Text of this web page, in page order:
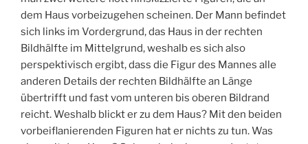
dem Haus vorbeizugehen scheinen. Der Mann befindet
sich links im Vordergrund, das Haus in der rechten
Bildhälfte im Mittelgrund, weshalb es sich also
perspektivisch ergibt, dass die Figur des Mannes alle
anderen Details der rechten Bildhälfte an Länge
übertrifft und fast vom unteren bis oberen Bildrand
reicht. Weshalb blickt er zu dem Haus? Mit den beiden
vorbeiflanierenden Figuren hat er nichts zu tun. Was